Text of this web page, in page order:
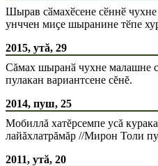
Шырав сӑмахӗсене сӗннӗ
унччен миҫе шыранине тӗпе
2015, утă, 29
Сăмах шыранӑ чухне малашне
пулакан вариантсене сĕнĕ.
2014, пуш, 25
Мобиллă хатĕрсемпе усă
лайăхлатрăмăр //Мирон Толи
2011, утă, 20